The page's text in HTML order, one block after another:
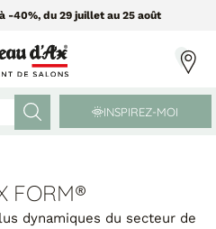
-40%, du 29 juillet au 25 août
INSPIREZ-MOI
FORM®
dynamiques du secteur de